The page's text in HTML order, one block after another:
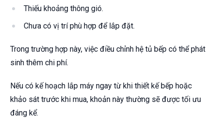
Thiếu khoảng thông gió.
Chưa có vị trí phù hợp để lắp đặt.
Trong trường hợp này, việc điều chỉnh hệ tủ bếp có thể phát
sinh thêm chi phí.
Nếu có kế hoạch lắp máy ngay từ khi thiết kế bếp hoặc
khảo sát trước khi mua, khoản này thường sẽ được tối ưu
đáng kể.